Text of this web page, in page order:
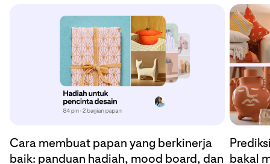
Cara membuat papan yang berkinerja
baik: panduan hadiah, mood board, dan bakal